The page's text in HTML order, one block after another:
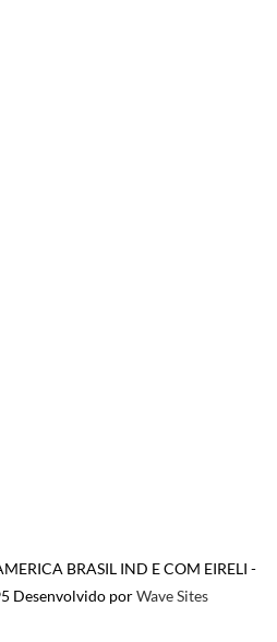
BRASIL IND E COM EIRELI -
Desenvolvido porWave Sites